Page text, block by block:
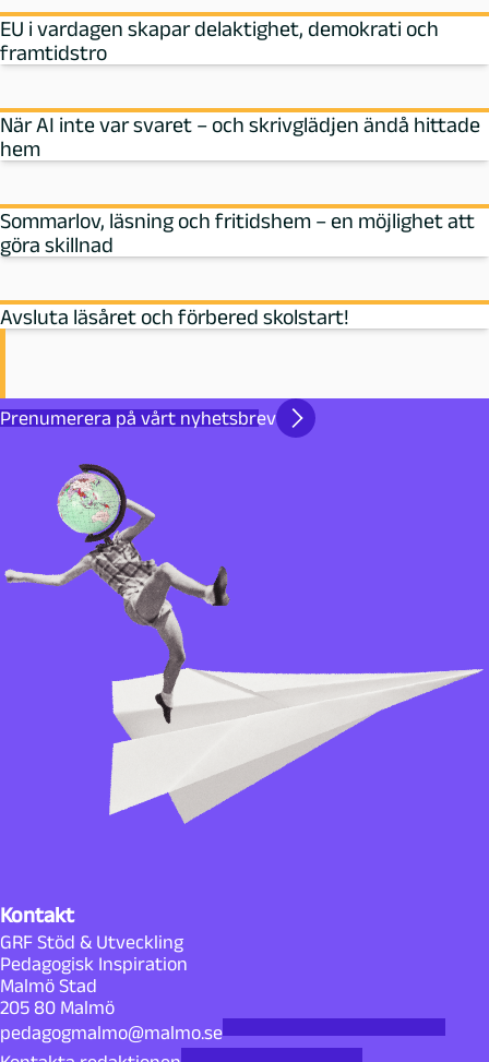
EU i vardagen skapar delaktighet, demokrati och
framtidstro
När AI inte var svaret – och skrivglädjen ändå hittade
hem
Sommarlov, läsning och fritidshem – en möjlighet att
göra skillnad
Avsluta läsåret och förbered skolstart!
Prenumerera på vårt nyhetsbrev
Kontakt
GRF Stöd & Utveckling
Pedagogisk Inspiration
Malmö Stad
205 80 Malmö
pedagogmalmo@malmo.se